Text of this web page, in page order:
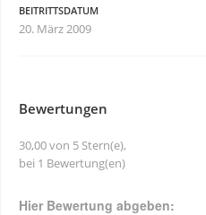
BEITRITTSDATUM
20. März 2009
Bewertungen
30,00 von 5 Stern(e),
bei 1 Bewertung(en)
Hier Bewertung abgeben: